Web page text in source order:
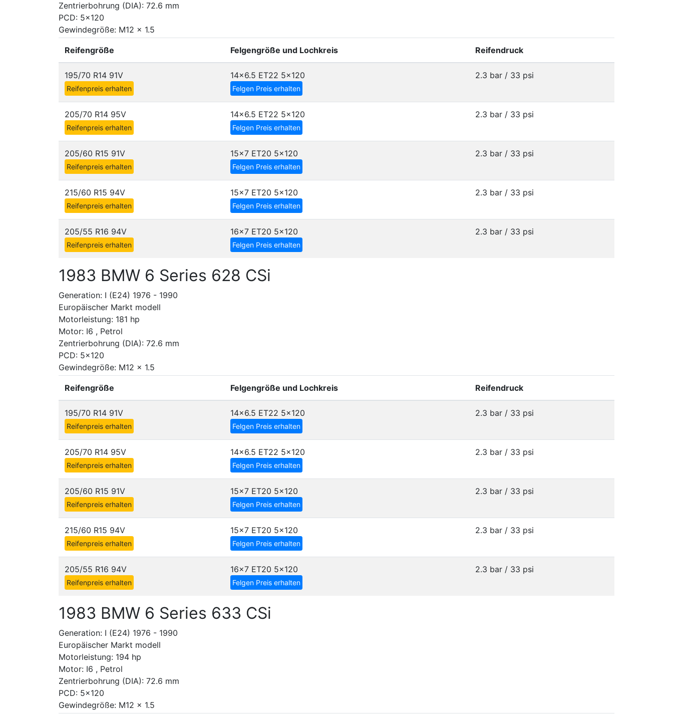
Zentrierbohrung (DIA): 72.6 mm
PCD: 5x120
Gewindegröße: M12 x 1.5
Reifengröße Felgengröße und Lochkreis Reifendruck
195/70 R14 91V
Reifenpreis erhalten
14x6.5 ET22 5x120
Felgen Preis erhalten
2.3 bar / 33 psi
205/70 R14 95V
Reifenpreis erhalten
14x6.5 ET22 5x120
Felgen Preis erhalten
2.3 bar / 33 psi
205/60 R15 91V
Reifenpreis erhalten
15x7 ET20 5x120
Felgen Preis erhalten
2.3 bar / 33 psi
215/60 R15 94V
Reifenpreis erhalten
15x7 ET20 5x120
Felgen Preis erhalten
2.3 bar / 33 psi
205/55 R16 94V
Reifenpreis erhalten
16x7 ET20 5x120
Felgen Preis erhalten
2.3 bar / 33 psi
1983 BMW 6 Series 628 CSi
Generation: I (E24) 1976 - 1990
Europäischer Markt modell
Motorleistung: 181 hp
Motor: I6 , Petrol
Zentrierbohrung (DIA): 72.6 mm
PCD: 5x120
Gewindegröße: M12 x 1.5
Reifengröße Felgengröße und Lochkreis Reifendruck
195/70 R14 91V
Reifenpreis erhalten
14x6.5 ET22 5x120
Felgen Preis erhalten
2.3 bar / 33 psi
205/70 R14 95V
Reifenpreis erhalten
14x6.5 ET22 5x120
Felgen Preis erhalten
2.3 bar / 33 psi
205/60 R15 91V
Reifenpreis erhalten
15x7 ET20 5x120
Felgen Preis erhalten
2.3 bar / 33 psi
215/60 R15 94V
Reifenpreis erhalten
15x7 ET20 5x120
Felgen Preis erhalten
2.3 bar / 33 psi
205/55 R16 94V
Reifenpreis erhalten
16x7 ET20 5x120
Felgen Preis erhalten
2.3 bar / 33 psi
1983 BMW 6 Series 633 CSi
Generation: I (E24) 1976 - 1990
Europäischer Markt modell
Motorleistung: 194 hp
Motor: I6 , Petrol
Zentrierbohrung (DIA): 72.6 mm
PCD: 5x120
Gewindegröße: M12 x 1.5